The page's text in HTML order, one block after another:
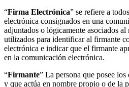
“Firma Electrónica” se refiere a
electrónica consignados en una
adjuntados o lógicamente asociados al
utilizados para identificar al firmante
electrónica e indicar que el firmante
en la comunicación electrónica.
“Firmante” La persona que posee
y que actúa en nombre propio o de la